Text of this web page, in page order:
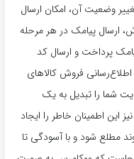
وضعیت آن، امکان ارسال
ارسال پیامک در هر مرحله
پرداخت و ارسال کد
فروش کالاهای
شما را تبدیل به یک
این اطمینان خاطر را ایجاد
مطلع شود و با آسودگی تا